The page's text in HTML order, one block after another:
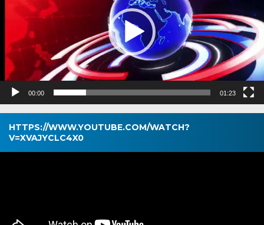
00:00 01:23
HTTPS://WWW.YOUTUBE.COM/WATCH?
V=XVAJYCLC4X0
Pemutar